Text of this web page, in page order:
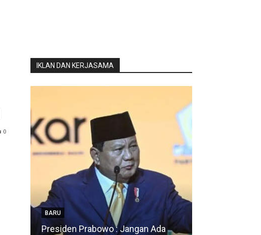
0
IKLAN DAN KERJASAMA
BARU
Presiden Prabowo : Jangan Ada